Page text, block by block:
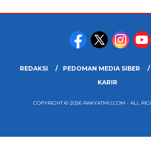
REDAKSI PEDOMAN MEDIA SIBER
KARIR
COPYRIGHT © 2026 RAKYATMU.COM - ALL